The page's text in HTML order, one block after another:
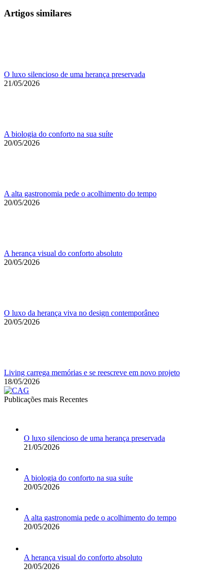
Artigos similares
O luxo silencioso de uma herança preservada
21/05/2026
A biologia do conforto na sua suíte
20/05/2026
A alta gastronomia pede o acolhimento do tempo
20/05/2026
A herança visual do conforto absoluto
20/05/2026
O luxo da herança viva no design contemporâneo
20/05/2026
Living carrega memórias e se reescreve em novo projeto
18/05/2026
Publicações mais Recentes
O luxo silencioso de uma herança preservada
21/05/2026
A biologia do conforto na sua suíte
20/05/2026
A alta gastronomia pede o acolhimento do tempo
20/05/2026
A herança visual do conforto absoluto
20/05/2026